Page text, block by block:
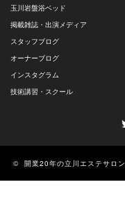
玉川岩盤浴ベッド
掲載雑誌・出演メディア
スタッフブログ
オーナーブログ
インスタグラム
技術講習・スクール
© 開業20年の立川エステサロ